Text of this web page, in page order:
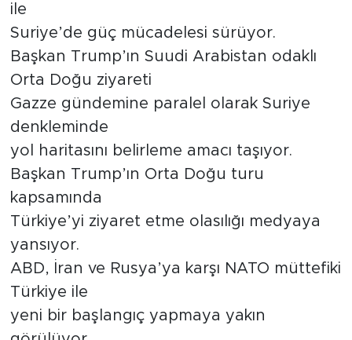
ile
Suriye’de güç mücadelesi sürüyor.
Başkan Trump’ın Suudi Arabistan odaklı
Orta Doğu ziyareti
Gazze gündemine paralel olarak Suriye
denkleminde
yol haritasını belirleme amacı taşıyor.
Başkan Trump’ın Orta Doğu turu
kapsamında
Türkiye’yi ziyaret etme olasılığı medyaya
yansıyor.
ABD, İran ve Rusya’ya karşı NATO müttefiki
Türkiye ile
yeni bir başlangıç yapmaya yakın